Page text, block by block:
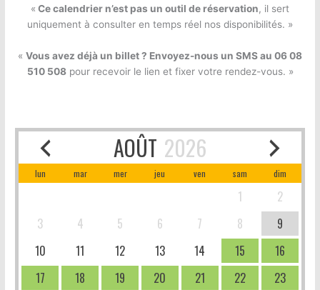
« Ce calendrier n’est pas un outil de réservation, il sert
uniquement à consulter en temps réel nos disponibilités. »
« Vous avez déjà un billet ? Envoyez-nous un SMS au 06 08
510 508pour recevoir le lien et fixer votre rendez-vous. »
AOÛT 2026
lun mar mer jeu ven sam dim
1
2
3
4 5 6 7 8
9
10
11 12 13 14 15
16
17
18 19 20 21 22
23